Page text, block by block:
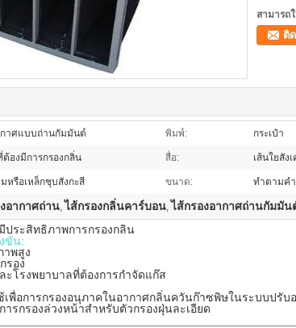
สามารถ
ติ
กาศแบบถ่านกัมมันต์ พิมพ์: กระเป๋า
ต้องมีการกรองกลิ่น สื่อ: เส้นใยสัง
หรือเหล็กชุบสังกะสี ขนาด: ทำตามค
อากาศถ่าน, ไส้กรองกลิ่นคาร์บอน, ไส้กรองอากาศถ่านกัมมั
ระสิทธิภาพการกรองกลิ่น
ขัน:
าพสูง
รอง
ะโรงพยาบาลที่ต้องการกำจัดแก๊ส
เพื่อการกรองอนุภาคในอากาศกลิ่นควันก๊าซพิษในระบบปรั
รกรองล่วงหน้าสำหรับตัวกรองฝุ่นละเอียด